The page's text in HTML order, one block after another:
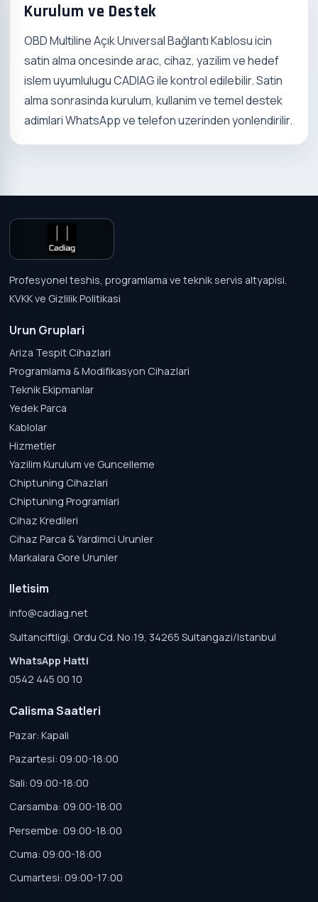
Kurulum ve Destek
OBD Multiline Açık Unıversal Bağlantı Kablosu icin
satin alma oncesinde arac, cihaz, yazilim ve hedef
islem uyumlulugu CADIAG ile kontrol edilebilir. Satin
alma sonrasinda kurulum, kullanim ve temel destek
adimlari WhatsApp ve telefon uzerinden yonlendirilir.
Profesyonel teshis, programlama ve teknik servis altyapisi.
KVKK ve Gizlilik Politikasi
Urun Gruplari
Ariza Tespit Cihazlari
Programlama & Modifikasyon Cihazlari
Teknik Ekipmanlar
Yedek Parca
Kablolar
Hizmetler
Yazilim Kurulum ve Guncelleme
Chiptuning Cihazlari
Chiptuning Programlari
Cihaz Kredileri
Cihaz Parca & Yardimci Urunler
Markalara Gore Urunler
Iletisim
info@cadiag.net
Sultanciftligi, Ordu Cd. No:19, 34265 Sultangazi/Istanbul
WhatsApp Hatti
0542 445 00 10
Calisma Saatleri
Pazar: Kapali
Pazartesi: 09:00-18:00
Sali: 09:00-18:00
Carsamba: 09:00-18:00
Persembe: 09:00-18:00
Cuma: 09:00-18:00
Cumartesi: 09:00-17:00